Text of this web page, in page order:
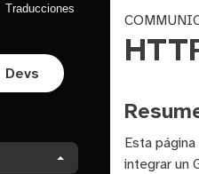
Traducciones
Devs
Esta
integrar un